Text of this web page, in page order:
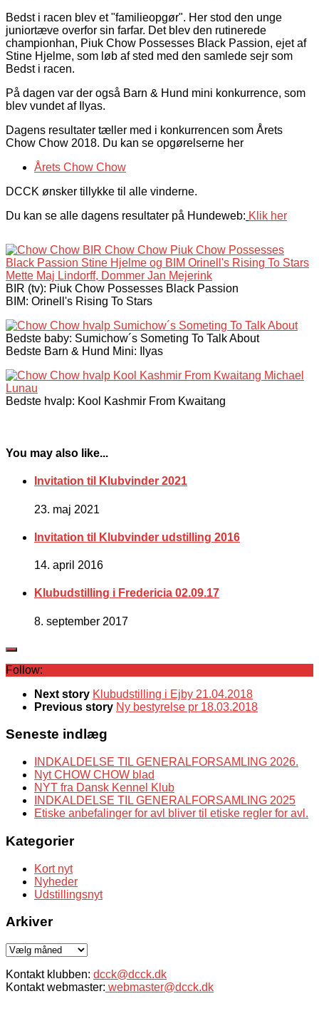
Bedst i racen blev et "familieopgør". Her stod den unge
juniortæve overfor sin farfar. Det blev den rutinerede
championhan, Piuk Chow Possesses Black Passion, ejet af
Stine Hjelme, som løb af sted med den samlede sejr som
Bedst i racen.
På dagen var der også Barn & Hund mini konkurrence, som
blev vundet af Ilyas.
Dagens resultater tæller med i konkurrencen som Årets
Chow Chow 2018. Du kan se opgørelserne her
Årets Chow Chow
DCCK ønsker tillykke til alle vinderne.
Du kan se alle dagens resultater på Hundeweb: Klik her
BIR (tv): Piuk Chow Possesses Black Passion
BIM: Orinell's Rising To Stars
Bedste baby: Sumichow´s Someting To Talk About
Bedste Barn & Hund Mini: Ilyas
Bedste hvalp: Kool Kashmir From Kwaitang
You may also like...
Invitation til Klubvinder 2021
23. maj 2021
Invitation til Klubvinder udstilling 2016
14. april 2016
Klubudstilling i Fredericia 02.09.17
8. september 2017
Follow:
Next story Klubudstilling i Ejby 21.04.2018
Previous story Ny bestyrelse pr 18.03.2018
Seneste indlæg
INDKALDELSE TIL GENERALFORSAMLING 2026.
Nyt CHOW CHOW blad
NYT fra Dansk Kennel Klub
INDKALDELSE TIL GENERALFORSAMLING 2025
Etiske anbefalinger for avl bliver til etiske regler for avl.
Kategorier
Kort nyt
Nyheder
Udstillingsnyt
Arkiver
Arkiver
Kontakt klubben: dcck@dcck.dk
Kontakt webmaster: webmaster@dcck.dk